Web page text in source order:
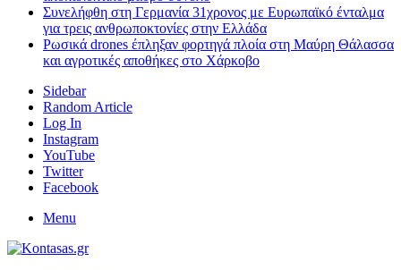
Συνελήφθη στη Γερμανία 31χρονος με Ευρωπαϊκό ένταλμα
για τρεις ανθρωποκτονίες στην Ελλάδα
Ρωσικά drones έπληξαν φορτηγά πλοία στη Μαύρη Θάλασσα
και αγροτικές αποθήκες στο Χάρκοβο
Sidebar
Random Article
Log In
Instagram
YouTube
Twitter
Facebook
Menu